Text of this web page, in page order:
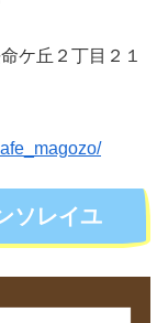
ケ丘２丁目２１
ソレイユ